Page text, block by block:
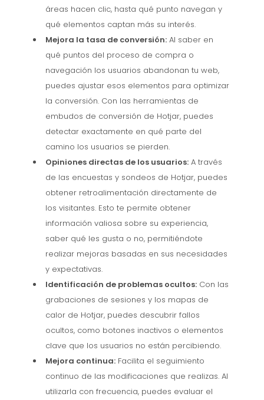
áreas hacen clic, hasta qué punto navegan y
qué elementos captan más su interés.
Mejora la tasa de conversión: Al saber en
qué puntos del proceso de compra o
navegación los usuarios abandonan tu web,
puedes ajustar esos elementos para optimizar
la conversión. Con las herramientas de
embudos de conversión de Hotjar, puedes
detectar exactamente en qué parte del
camino los usuarios se pierden.
Opiniones directas de los usuarios: A través
de las encuestas y sondeos de Hotjar, puedes
obtener retroalimentación directamente de
los visitantes. Esto te permite obtener
información valiosa sobre su experiencia,
saber qué les gusta o no, permitiéndote
realizar mejoras basadas en sus necesidades
y expectativas.
Identificación de problemas ocultos: Con las
grabaciones de sesiones y los mapas de
calor de Hotjar, puedes descubrir fallos
ocultos, como botones inactivos o elementos
clave que los usuarios no están percibiendo.
Mejora continua: Facilita el seguimiento
continuo de las modificaciones que realizas. Al
utilizarla con frecuencia, puedes evaluar el